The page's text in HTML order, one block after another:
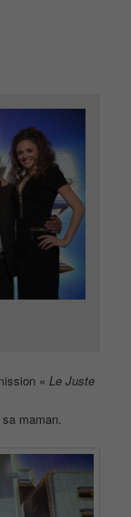
« Le Juste
maman.